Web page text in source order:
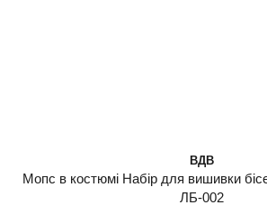
ВДВ
Мопс в костюмі Набір для вишивки
ЛБ-002